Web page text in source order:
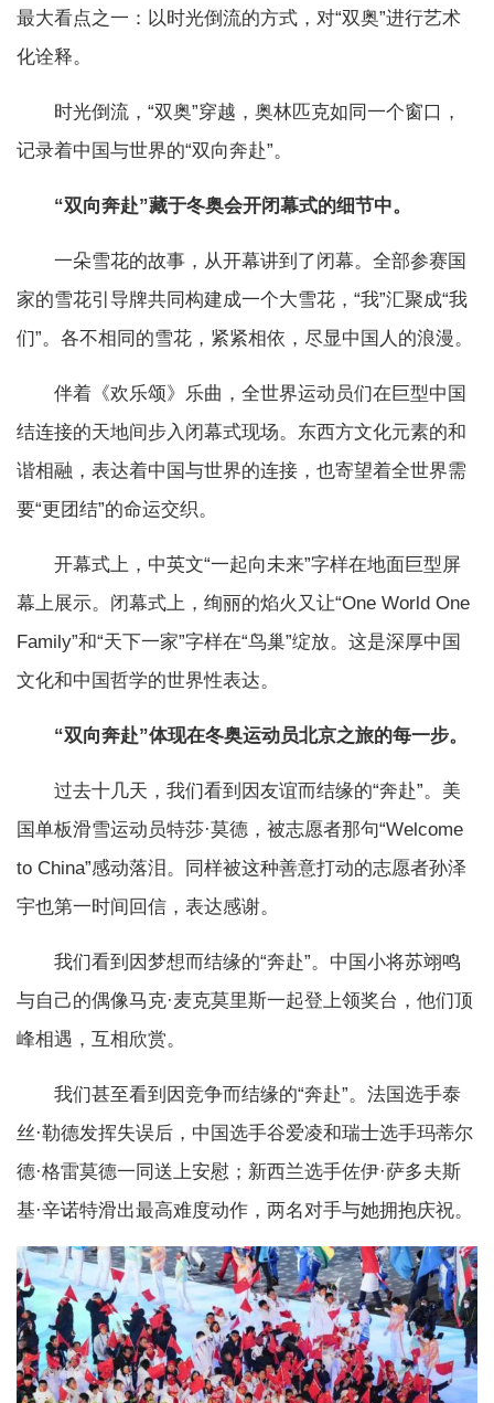
最大看点之一：以时光倒流的方式，对“双奥”进行艺术
化诠释。
时光倒流，“双奥”穿越，奥林匹克如同一个窗口，
记录着中国与世界的“双向奔赴”。
“双向奔赴”藏于冬奥会开闭幕式的细节中。
一朵雪花的故事，从开幕讲到了闭幕。全部参赛国
家的雪花引导牌共同构建成一个大雪花，“我”汇聚成“我
们”。各不相同的雪花，紧紧相依，尽显中国人的浪漫。
伴着《欢乐颂》乐曲，全世界运动员们在巨型中国
结连接的天地间步入闭幕式现场。东西方文化元素的和
谐相融，表达着中国与世界的连接，也寄望着全世界需
要“更团结”的命运交织。
开幕式上，中英文“一起向未来”字样在地面巨型屏
幕上展示。闭幕式上，绚丽的焰火又让“One World One
Family”和“天下一家”字样在“鸟巢”绽放。这是深厚中国
文化和中国哲学的世界性表达。
“双向奔赴”体现在冬奥运动员北京之旅的每一步。
过去十几天，我们看到因友谊而结缘的“奔赴”。美
国单板滑雪运动员特莎·莫德，被志愿者那句“Welcome
to China”感动落泪。同样被这种善意打动的志愿者孙泽
宇也第一时间回信，表达感谢。
我们看到因梦想而结缘的“奔赴”。中国小将苏翊鸣
与自己的偶像马克·麦克莫里斯一起登上领奖台，他们顶
峰相遇，互相欣赏。
我们甚至看到因竞争而结缘的“奔赴”。法国选手泰
丝·勒德发挥失误后，中国选手谷爱凌和瑞士选手玛蒂尔
德·格雷莫德一同送上安慰；新西兰选手佐伊·萨多夫斯
基·辛诺特滑出最高难度动作，两名对手与她拥抱庆祝。